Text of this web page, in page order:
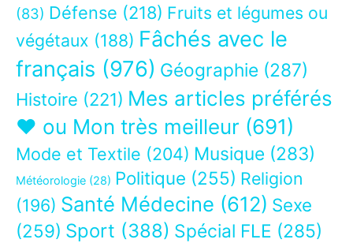
(83) Défense (218) Fruits et légumes ou
végétaux (188) Fâchés avec le
français (976) Géographie (287)
Histoire (221) Mes articles préférés
❤ ou Mon très meilleur (691)
Mode et Textile (204) Musique (283)
Météorologie (28) Politique (255) Religion
(196) Santé Médecine (612) Sexe
(259) Sport (388) Spécial FLE (285)